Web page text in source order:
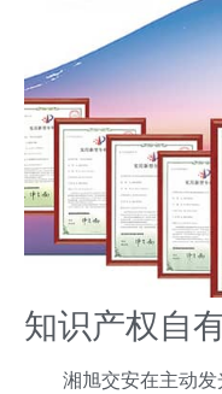
知识产权自
湘旭交安在主动发